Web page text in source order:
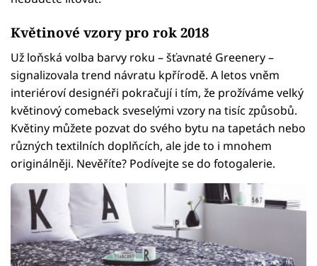
Květinové vzory pro rok 2018
Už loňská volba barvy roku – šťavnaté Greenery –
signalizovala trend návratu kpřírodě. A letos vněm
interiéroví designéři pokračují i tím, že prožíváme velký
květinový comeback sveselými vzory na tisíc způsobů.
Květiny můžete pozvat do svého bytu na tapetách nebo
různých textilních doplňcích, ale jde to i mnohem
originálněji. Nevěříte? Podívejte se do fotogalerie.